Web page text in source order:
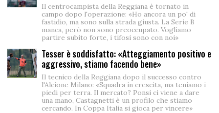
Il centrocampista della Reggiana è tornato in
campo dopo l'operazione: «Ho ancora un po' di
fastidio, ma sono sulla strada giusta. La Serie B
manca, però non sono preoccupato. Vogliamo
partire subito forte, i tifosi sono con noi»
Tesser è soddisfatto: «Atteggiamento positivo e
aggressivo, stiamo facendo bene»
Il tecnico della Reggiana dopo il successo contro
l'Alcione Milano: «Squadra in crescita, ma teniamo i
piedi per terra. Il mercato? Ponsi ci viene a dare
una mano, Castagnetti è un profilo che stiamo
cercando. In Coppa Italia si gioca per vincere»